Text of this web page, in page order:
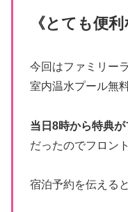
《とても便
今回はファミリー
室内温水プール無
当日8時から特典
だったのでフロン
宿泊予約を伝える